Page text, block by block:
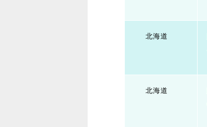
北海道
北海道